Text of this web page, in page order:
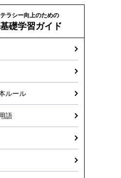
ラシー向上のための
礎学習ガイド
ルール
語